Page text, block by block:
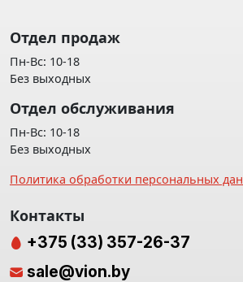
Отдел продаж
Пн-Вс: 10-18
Без выходных
Отдел обслуживания
Пн-Вс: 10-18
Без выходных
Политика обработки персональных
Контакты
+375 (33) 357-26-37
sale@vion.by